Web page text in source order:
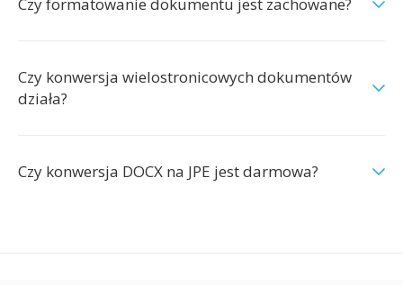
Czy konwersja wielostronicowych dokumentów
działa?
Czy konwersja DOCX na JPE jest darmowa?